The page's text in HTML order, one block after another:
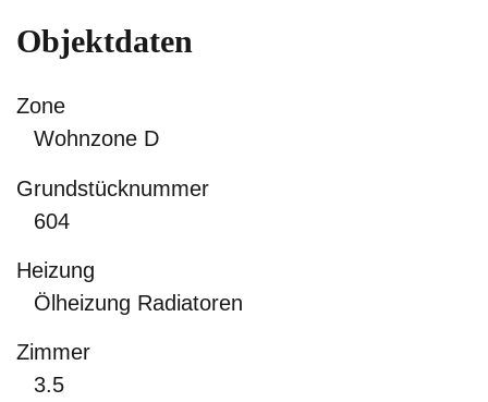
Objektdaten
Zone
Wohnzone D
Grundstücknummer
604
Heizung
Ölheizung Radiatoren
Zimmer
3.5